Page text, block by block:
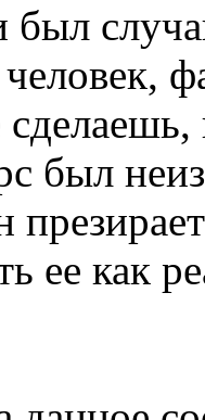
был
был
ее как